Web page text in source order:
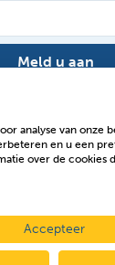
Meld u aan
analyse van onze
en u een
over de cookies
Accepteer